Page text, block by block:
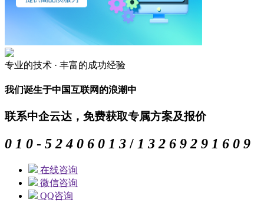
专业的技术 · 丰富的成功经验
我们诞生于中国互联网的浪潮中
联系中企云达，免费获取专属方案及报价
0 1 0 - 5 2 4 0 6 0 1 3 / 1 3 2 6 9 2 9 1 6 0 9
在线咨询
微信咨询
QQ咨询